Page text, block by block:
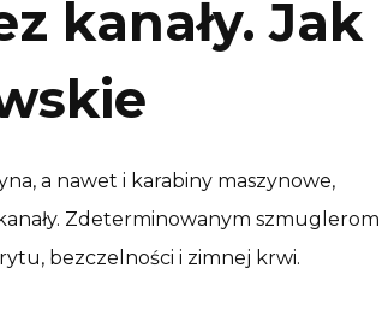
kanały. Jak
a nawet i karabiny maszynowe,
Zdeterminowanym szmuglerom
bezczelności i zimnej krwi.